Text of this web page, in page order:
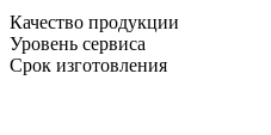
Качество продукции
Уровень сервиса
Срок изготовления